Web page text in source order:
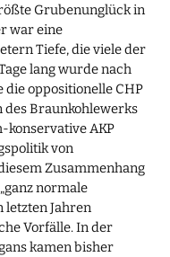
Grubenunglück in
war eine
Tiefe, die viele der
lang wurde nach
die oppositionelle CHP
des Braunkohlewerks
konservative AKP
von
Zusammenhang
normale
letzten Jahren
Vorfälle. In der
kamen bisher